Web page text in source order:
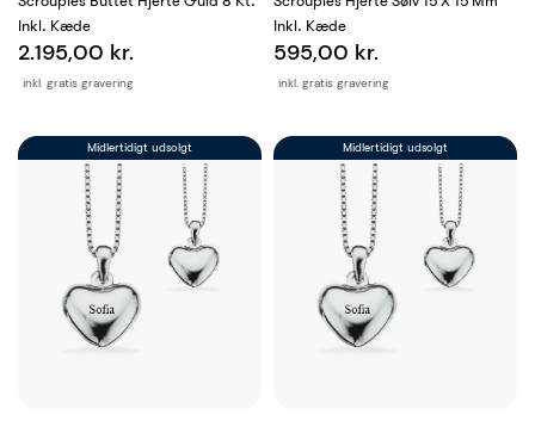
Inkl. Kæde
inkl. gratis gravering
2.195,00 kr.
Inkl. Kæde
inkl. gratis gravering
595,00 kr.
Midlertidigt udsolgt Midlertidigt udsolgt